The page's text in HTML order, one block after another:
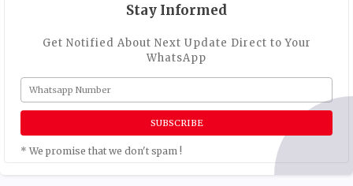
Stay Informed
Get Notified About Next Update Direct to Your
WhatsApp
* We promise that we don't spam !